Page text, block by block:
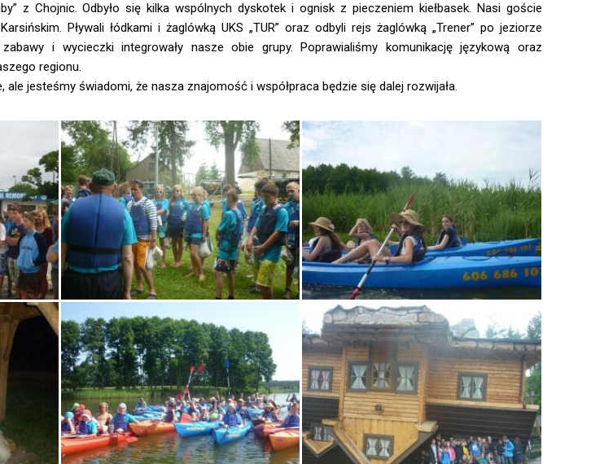
z Chojnic. Odbyło się kilka wspólnych dyskotek i ognisk z pieczeniem kiełbasek. Nasi goście
Pływali łódkami i żaglówką UKS „TUR” oraz odbyli rejs żaglówką „Trener” po jeziorze
i wycieczki integrowały nasze obie grupy. Poprawialiśmy komunikację językową oraz
regionu.
ale jesteśmy świadomi, że nasza znajomość i współpraca będzie się dalej rozwijała.